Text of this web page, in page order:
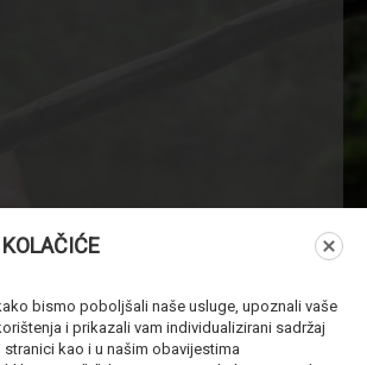
bismo poboljšali naše usluge, upoznali vaše
i prikazali vam individualizirani sadržaj
kao i u našim obavijestima